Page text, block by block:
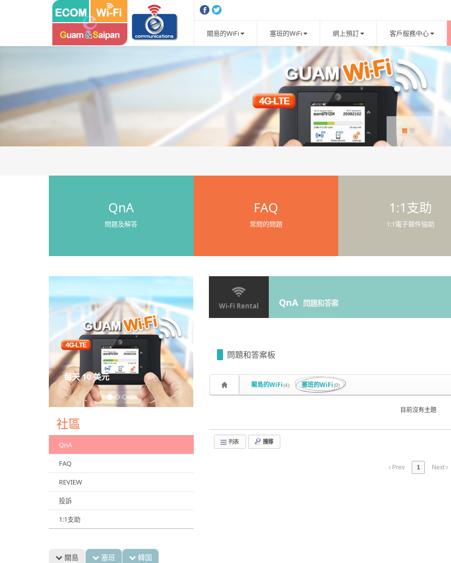
關島的WiFi 塞班的WiFi 網上預訂 客戶服務中心
QnA
問題及解答
FAQ
常問的問題
1:1支助
1:1電子郵件協助
每天 10 美元
社區
QnA
FAQ
REVIEW
投訴
1:1支助
關島 塞班 韓国
Wi-Fi Rental QnA 問題和答案
問題和答案板
關島的WiFi(4) 塞班的WiFi(0)
目前沒有主題
列表 搜尋
Prev 1 Next